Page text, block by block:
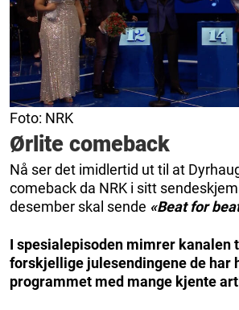
Foto: NRK
Ørlite comeback
Nå ser det imidlertid ut til at
comeback da NRK i sitt
desember skal sende «Beat for
I spesialepisoden mimrer kanalen
forskjellige julesendingene de har
programmet med mange kjente